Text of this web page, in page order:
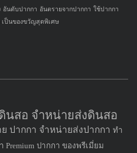
อันดับปากกา อันตรายจากปากกา ใช้ปากกา
เป็นของขวัญสุดพิเศษ
นสอ จำหน่ายส่งดินสอ
ปากกา จำหน่ายส่งปากกา ทำ
Premium ปากกา ของพรีเมี่ยม